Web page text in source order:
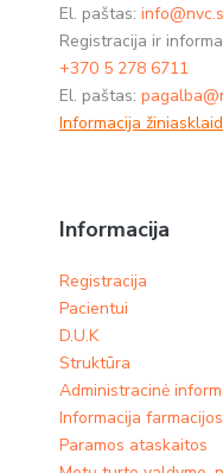
El. paštas:
Registracija ir
+370 5 278 6711
El. paštas:
Informacija
Informacija
Registracija
Pacientui
D.U.K
Struktūra
Administracinė
Informacija
Paramos ataskaitos